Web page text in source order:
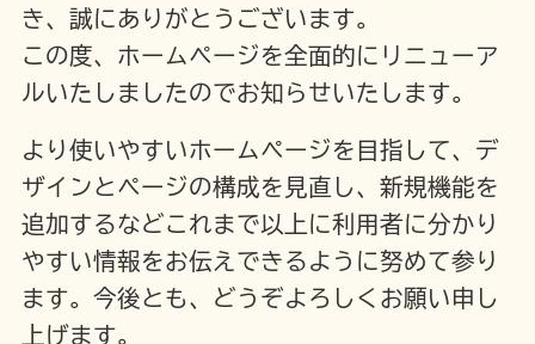
き、誠にありがとうございます。
この度、ホームページを全面的にリニューア
ルいたしましたのでお知らせいたします。
より使いやすいホームページを目指して、デ
ザインとページの構成を見直し、新規機能を
追加するなどこれまで以上に利用者に分かり
やすい情報をお伝えできるように努めて参り
ます。今後とも、どうぞよろしくお願い申し
上げます。